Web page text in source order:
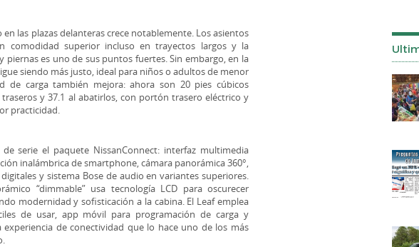
en las plazas delanteras crece notablemente. Los asientos
comodidad superior incluso en trayectos largos y la
piernas es uno de sus puntos fuertes. Sin embargo, en la
siendo más justo, ideal para niños o adultos de menor
de carga también mejora: ahora son 20 pies cúbicos
y 37.1 al abatirlos, con portón trasero eléctrico y
practicidad.
serie el paquete NissanConnect: interfaz multimedia
inalámbrica de smartphone, cámara panorámica 360°,
y sistema Bose de audio en variantes superiores.
“dimmable” usa tecnología LCD para oscurecer
modernidad y sofisticación a la cabina. El Leaf emplea
de usar, app móvil para programación de carga y
de conectividad que lo hace uno de los más